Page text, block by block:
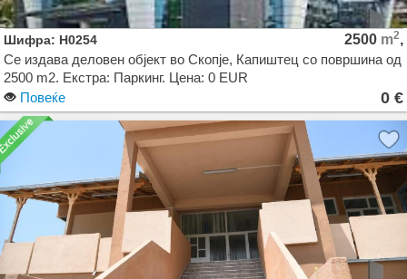
Контакт
Најава
EN
GO!
Шифра: H0254 2500 m2,
Се издава деловен објект во Скопје, Капиштец со површина од
2500 m2. Екстра: Паркинг. Цена: 0 EUR
Повеќе
0 €